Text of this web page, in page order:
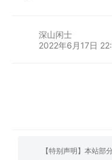
深山闲士
2022年6月17日
【特别声明】本站部